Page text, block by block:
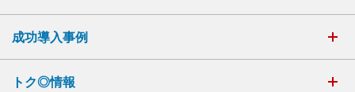
成功導入事例
トク◎情報